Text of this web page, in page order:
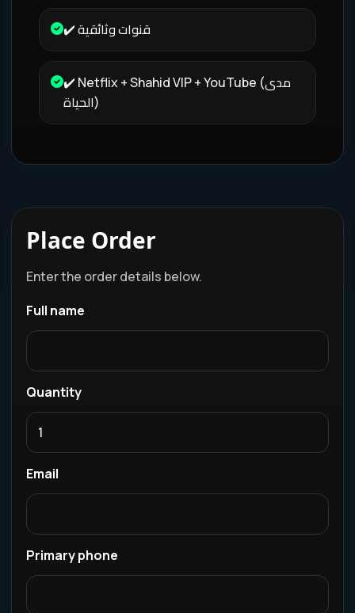
✔️ قنوات وثائقية
✔️ Netflix + Shahid VIP + YouTube (مدى
الحياة)
Place Order
Enter the order details below.
Full name
Quantity
Email
Primary phone